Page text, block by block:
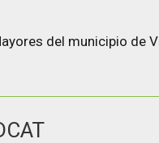
del municipio de